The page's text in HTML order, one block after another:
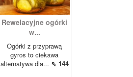
Rewelacyjne ogórki
w...
Ogórki z przyprawą
gyros to ciekawa
alternatywa dla... ⇖ 144